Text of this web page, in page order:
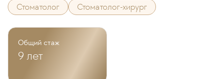
Стоматолог Стоматолог-хирург
Общий стаж
9 лет